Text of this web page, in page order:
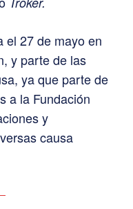
el 27 de mayo en
y parte de las
ya que parte de
a la Fundación
y
causa